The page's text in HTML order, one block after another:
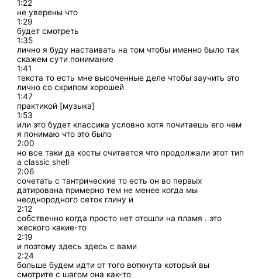
1:22
не уверены что
1:29
будет смотреть
1:35
лично я буду настаивать на том чтобы именно было так
скажем сути понимание
1:41
текста то есть мне высоченные деле чтобы заучить это
лично со скрипом хорошей
1:47
практикой [музыка]
1:53
или это будет классика условно хотя почитаешь его чем
я понимаю что это было
2:00
но все таки да косты считается что продолжали этот тип
a classic shell
2:06
сочетать с тантрические то есть он во первых
датирована примерно тем не менее когда мы
неоднородного сеток глину и
2:12
собственно когда просто нет отошли на пламя . это
жеского какие-то
2:19
и поэтому здесь здесь с вами
2:24
больше будем идти от того воткнута который вы
смотрите с шагом она как-то